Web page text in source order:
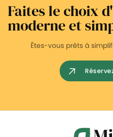
Faites le choix
moderne et
Êtes-vous prêts à